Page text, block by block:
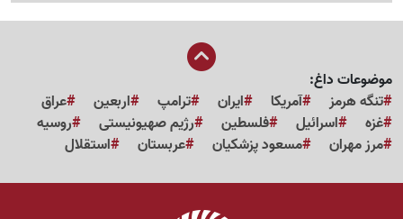
موضوعات داغ:
تنگه هرمز
آمریکا ایران ترامپ اربعین
عراق
غزه
اسرائیل فلسطین رژیم صهیونیستی
روسیه
مرز مهران
مسعود پزشکیان عربستان استقلال